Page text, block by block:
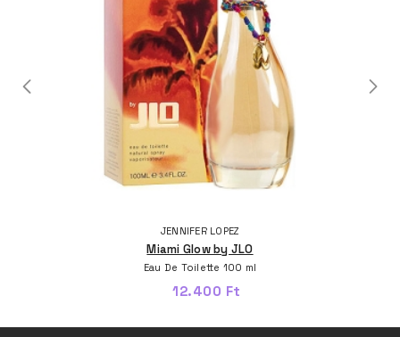
JENNIFER LOPEZ
Miami Glow by JLO
Eau De Toilette 100 ml
12.400 Ft